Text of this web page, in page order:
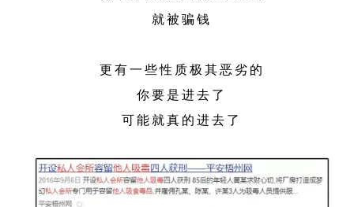
就被骗钱
更有一些性质极其恶劣的
你要是进去了
可能就真的进去了